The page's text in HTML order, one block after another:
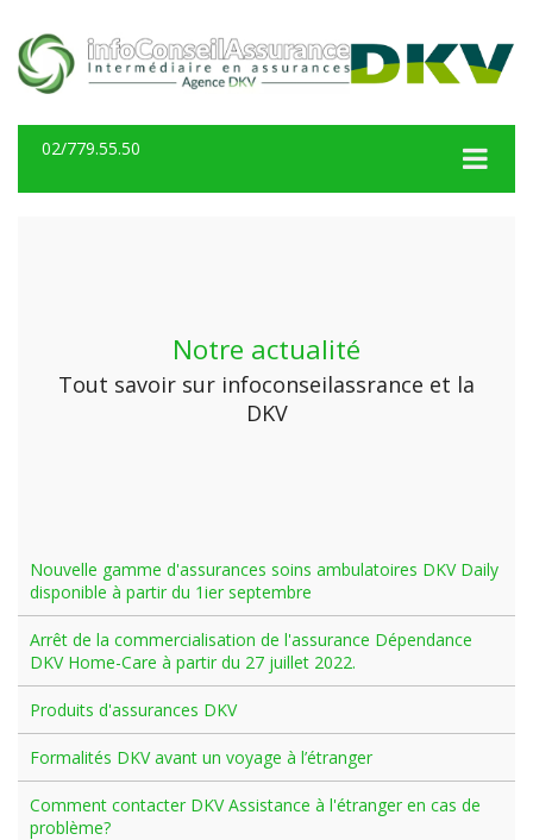
02/779.55.50
Notre actualité
Tout savoir sur infoconseilassrance et la
DKV
Nouvelle gamme d'assurances soins ambulatoires DKV Daily
disponible à partir du 1ier septembre
Arrêt de la commercialisation de l'assurance Dépendance
DKV Home-Care à partir du 27 juillet 2022.
Produits d'assurances DKV
Formalités DKV avant un voyage à l’étranger
Comment contacter DKV Assistance à l'étranger en cas de
problème?